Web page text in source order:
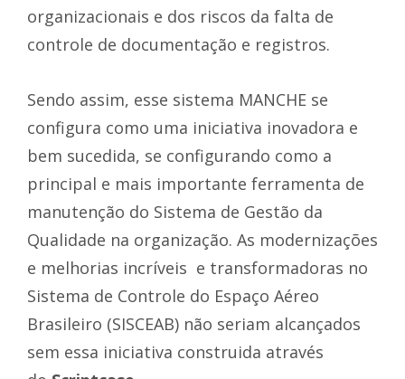
organizacionais e dos riscos da falta de
controle de documentação e registros.
Sendo assim, esse sistema MANCHE se
configura como uma iniciativa inovadora e
bem sucedida, se configurando como a
principal e mais importante ferramenta de
manutenção do Sistema de Gestão da
Qualidade na organização. As modernizações
e melhorias incríveis e transformadoras no
Sistema de Controle do Espaço Aéreo
Brasileiro (SISCEAB) não seriam alcançados
sem essa iniciativa construida através